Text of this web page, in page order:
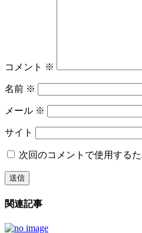
コメント ※
名前 ※
メール ※
サイト
次回のコメントで使用する
関連記事